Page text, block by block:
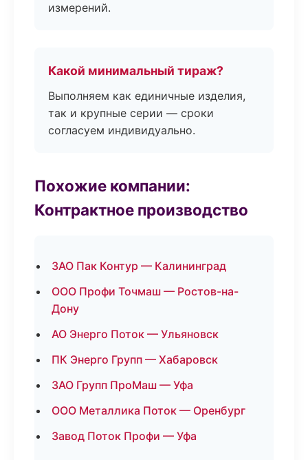
измерений.
Какой минимальный тираж?
Выполняем как единичные изделия,
так и крупные серии — сроки
согласуем индивидуально.
Похожие компании:
Контрактное производство
ЗАО Пак Контур — Калининград
ООО Профи Точмаш — Ростов-на-
Дону
АО Энерго Поток — Ульяновск
ПК Энерго Групп — Хабаровск
ЗАО Групп ПроМаш — Уфа
ООО Металлика Поток — Оренбург
Завод Поток Профи — Уфа